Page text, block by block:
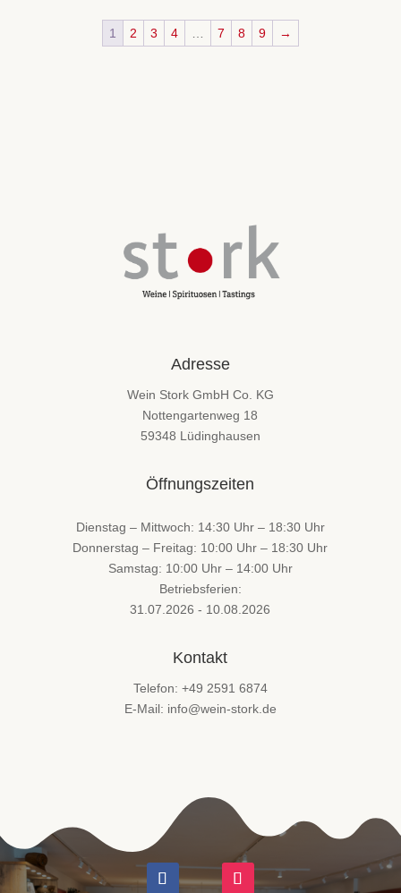
1 2 3 4 7 8 9 →
Adresse
Wein Stork GmbH Co. KG
Nottengartenweg 18
59348 Lüdinghausen
Öffnungszeiten
Dienstag – Mittwoch: 14:30 Uhr – 18:30 Uhr
Donnerstag – Freitag: 10:00 Uhr – 18:30 Uhr
Samstag: 10:00 Uhr – 14:00 Uhr
Betriebsferien:
31.07.2026 - 10.08.2026
Kontakt
Telefon: +49 2591 6874
E-Mail: info@wein-stork.de